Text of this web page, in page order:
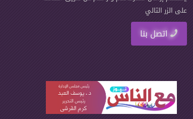
على الزر التالي
اتصل بنا